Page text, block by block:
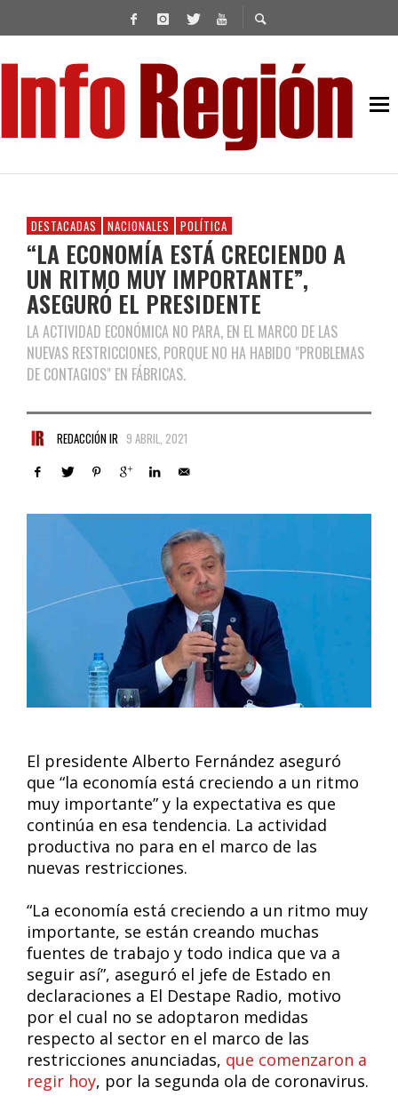
DESTACADAS NACIONALES POLÍTICA
“LA ECONOMÍA ESTÁ CRECIENDO A
UN RITMO MUY IMPORTANTE”,
ASEGURÓ EL PRESIDENTE
LA ACTIVIDAD ECONÓMICA NO PARA, EN EL MARCO DE LAS
NUEVAS RESTRICCIONES, PORQUE NO HA HABIDO "PROBLEMAS
DE CONTAGIOS" EN FÁBRICAS.
REDACCIÓN IR 9 ABRIL, 2021
El presidente Alberto Fernández aseguró
que “la economía está creciendo a un ritmo
muy importante” y la expectativa es que
continúa en esa tendencia. La actividad
productiva no para en el marco de las
nuevas restricciones.
“La economía está creciendo a un ritmo muy
importante, se están creando muchas
fuentes de trabajo y todo indica que va a
seguir así”, aseguró el jefe de Estado en
declaraciones a El Destape Radio, motivo
por el cual no se adoptaron medidas
respecto al sector en el marco de las
restricciones anunciadas, que comenzaron a
regir hoy, por la segunda ola de coronavirus.